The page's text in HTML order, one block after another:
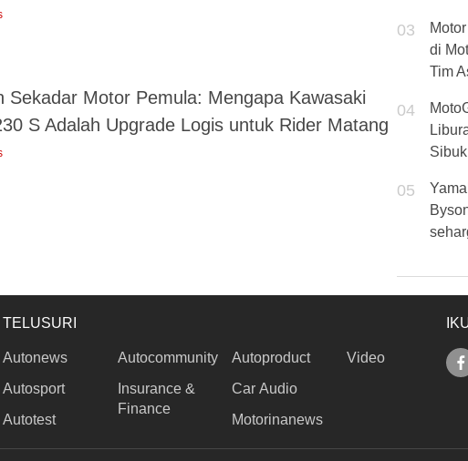
Sekadar Motor Pemula: Mengapa Kawasaki
S Adalah Upgrade Logis untuk Rider Matang
03
di
Tim
04
05
TELUSURI
Autonews
Autosport
Autotest
Autocommunity
Insurance &
Finance
Autoproduct
Car Audio
Motorinanews
Video